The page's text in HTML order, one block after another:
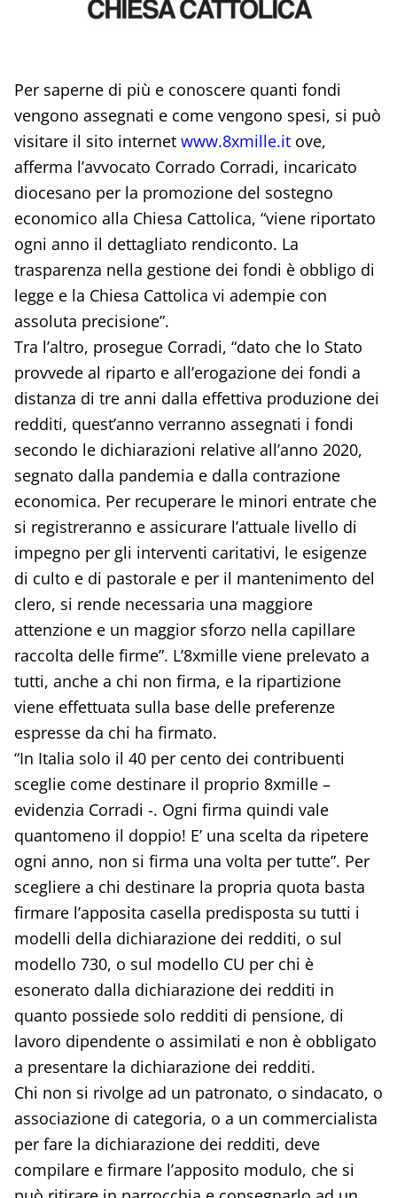
Per saperne di più e conoscere quanti fondi
vengono assegnati e come vengono spesi, si può
visitare il sito internet www.8xmille.itove,
afferma l’avvocato Corrado Corradi, incaricato
diocesano per la promozione del sostegno
economico alla Chiesa Cattolica, “viene riportato
ogni anno il dettagliato rendiconto. La
trasparenza nella gestione dei fondi è obbligo di
legge e la Chiesa Cattolica vi adempie con
assoluta precisione”.
Tra l’altro, prosegue Corradi, “dato che lo Stato
provvede al riparto e all’erogazione dei fondi a
distanza di tre anni dalla effettiva produzione dei
redditi, quest’anno verranno assegnati i fondi
secondo le dichiarazioni relative all’anno 2020,
segnato dalla pandemia e dalla contrazione
economica. Per recuperare le minori entrate che
si registreranno e assicurare l’attuale livello di
impegno per gli interventi caritativi, le esigenze
di culto e di pastorale e per il mantenimento del
clero, si rende necessaria una maggiore
attenzione e un maggior sforzo nella capillare
raccolta delle firme”. L’8xmille viene prelevato a
tutti, anche a chi non firma, e la ripartizione
viene effettuata sulla base delle preferenze
espresse da chi ha firmato.
“In Italia solo il 40 per cento dei contribuenti
sceglie come destinare il proprio 8xmille –
evidenzia Corradi -. Ogni firma quindi vale
quantomeno il doppio! E’ una scelta da ripetere
ogni anno, non si firma una volta per tutte”. Per
scegliere a chi destinare la propria quota basta
firmare l’apposita casella predisposta su tutti i
modelli della dichiarazione dei redditi, o sul
modello 730, o sul modello CU per chi è
esonerato dalla dichiarazione dei redditi in
quanto possiede solo redditi di pensione, di
lavoro dipendente o assimilati e non è obbligato
a presentare la dichiarazione dei redditi.
Chi non si rivolge ad un patronato, o sindacato, o
associazione di categoria, o a un commercialista
per fare la dichiarazione dei redditi, deve
compilare e firmare l’apposito modulo, che si